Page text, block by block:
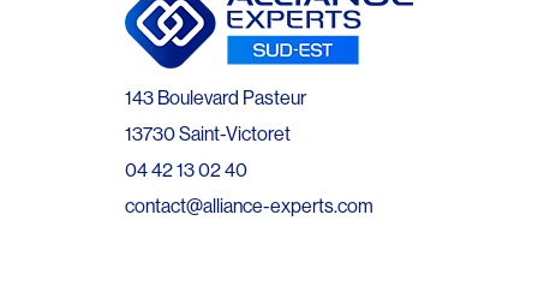
143 Boulevard Pasteur
13730 Saint-Victoret
04 42 13 02 40
contact@alliance-experts.com